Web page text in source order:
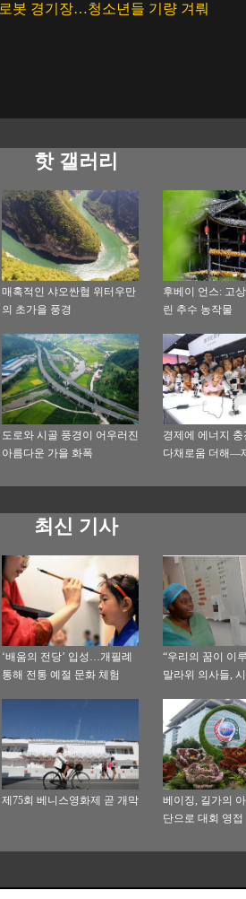
로봇 경기장…청소년들 기량 겨뤄
핫 갤러리
매혹적인 샤오싼협 위터우만
의 초가을 풍경
후베이 언스: 고
린 추수 농작물
도로와 시골 풍경이 어우러진
아름다운 가을 화폭
경제에 에너지 충
다채로움 더해—
산업 발전의 신동
최신 기사
‘배움의 전당’ 입성…개필례
통해 전통 예절 문화 체험
“우리의 꿈이 이
말라위 의사들,
제75회 베니스영화제 곧 개막
베이징, 길가의
단으로 대회 영접